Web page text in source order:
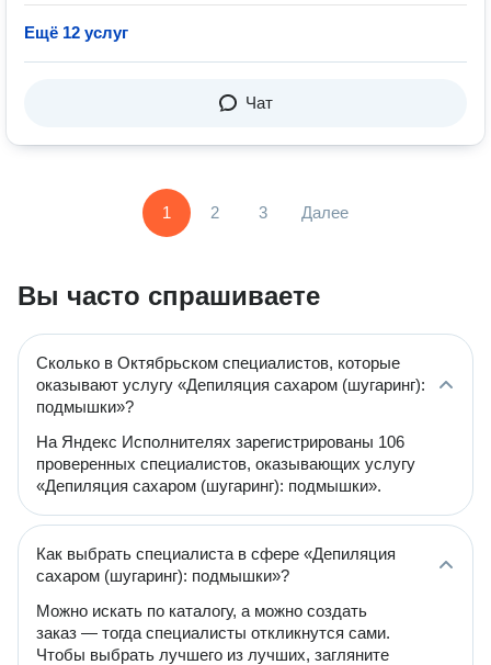
Ещё 12 услуг
Чат
1 2 3 Далее
Вы часто спрашиваете
Сколько в Октябрьском специалистов, которые
оказывают услугу «Депиляция сахаром (шугаринг):
подмышки»?
На Яндекс Исполнителях зарегистрированы 106
проверенных специалистов, оказывающих услугу
«Депиляция сахаром (шугаринг): подмышки».
Как выбрать специалиста в сфере «Депиляция
сахаром (шугаринг): подмышки»?
Можно искать по каталогу, а можно создать
заказ — тогда специалисты откликнутся сами.
Чтобы выбрать лучшего из лучших, загляните